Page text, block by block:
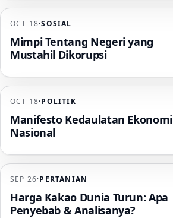
OCT 18·SOSIAL
Mimpi Tentang Negeri yang
Mustahil Dikorupsi
OCT 18·POLITIK
Manifesto Kedaulatan Ekonomi
Nasional
SEP 26·PERTANIAN
Harga Kakao Dunia Turun: Apa
Penyebab & Analisanya?